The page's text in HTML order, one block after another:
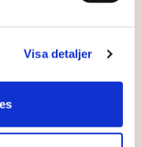
Visa detaljer